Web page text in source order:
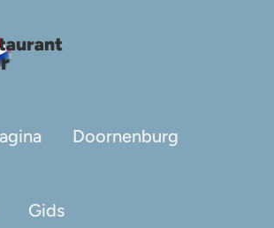
Doornenburg
Gids